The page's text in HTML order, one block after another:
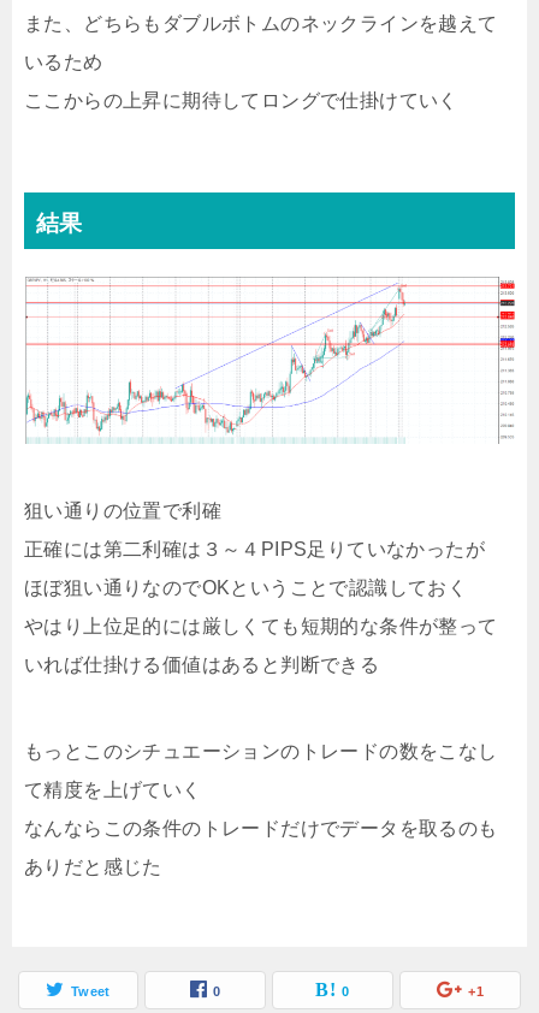
また、どちらもダブルボトムのネックラインを越えて
いるため
ここからの上昇に期待してロングで仕掛けていく
結果
狙い通りの位置で利確
正確には第二利確は３～４PIPS足りていなかったが
ほぼ狙い通りなのでOKということで認識しておく
やはり上位足的には厳しくても短期的な条件が整って
いれば仕掛ける価値はあると判断できる
もっとこのシチュエーションのトレードの数をこなし
て精度を上げていく
なんならこの条件のトレードだけでデータを取るのも
ありだと感じた
Tweet 0 0 +1